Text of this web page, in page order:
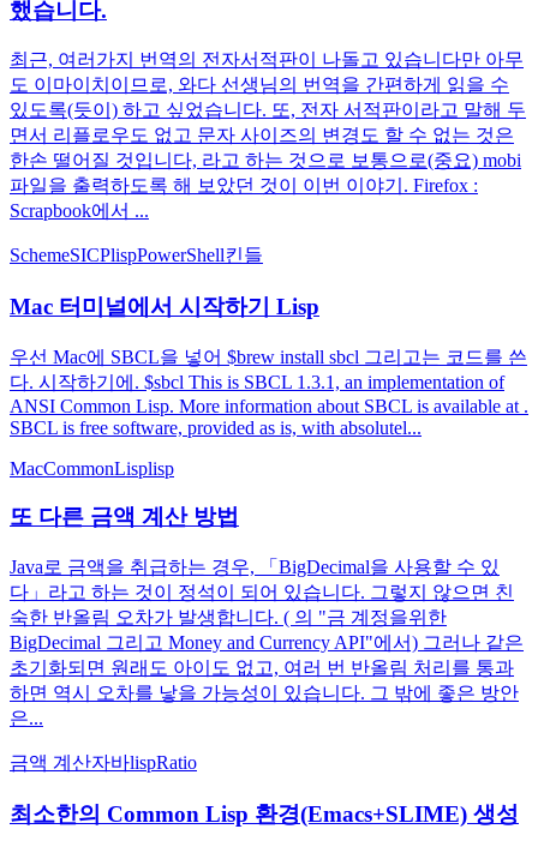
했습니다.
최근, 여러가지 번역의 전자서적판이 나돌고 있습니다만 아무
도 이마이치이므로, 와다 선생님의 번역을 간편하게 읽을 수
있도록(듯이) 하고 싶었습니다. 또, 전자 서적판이라고 말해 두
면서 리플로우도 없고 문자 사이즈의 변경도 할 수 없는 것은
한손 떨어질 것입니다, 라고 하는 것으로 보통으로(중요) mobi
파일을 출력하도록 해 보았던 것이 이번 이야기. Firefox :
Scrapbook에서 ...
SchemeSICPlispPowerShell킨들
Mac 터미널에서 시작하기 Lisp
우선 Mac에 SBCL을 넣어 $brew install sbcl 그리고는 코드를 쓴
다. 시작하기에. $sbcl This is SBCL 1.3.1, an implementation of
ANSI Common Lisp. More information about SBCL is available at .
SBCL is free software, provided as is, with absolutel...
MacCommonLisplisp
또 다른 금액 계산 방법
Java로 금액을 취급하는 경우, 「BigDecimal을 사용할 수 있
다」라고 하는 것이 정석이 되어 있습니다. 그렇지 않으면 친
숙한 반올림 오차가 발생합니다. ( 의 "금 계정을위한
BigDecimal 그리고 Money and Currency API"에서) 그러나 같은
초기화되면 원래도 아이도 없고, 여러 번 반올림 처리를 통과
하면 역시 오차를 낳을 가능성이 있습니다. 그 밖에 좋은 방안
은...
금액 계산자바lispRatio
최소한의 Common Lisp 환경(Emacs+SLIME) 생성